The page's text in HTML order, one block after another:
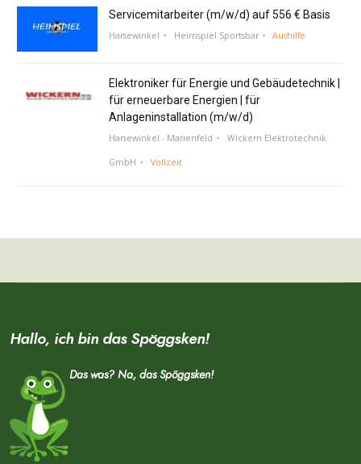
Servicemitarbeiter (m/w/d) auf 556 € Basis
Harsewinkel Heimspiel Sportsbar Aushilfe
Elektroniker für Energie und Gebäudetechnik |
für erneuerbare Energien | für
Anlageninstallation (m/w/d)
Harsewinkel - Marienfeld Wickern Elektrotechnik
GmbH Vollzeit
Hallo, ich bin das Spöggsken!
Das was? Na, das Spöggsken!